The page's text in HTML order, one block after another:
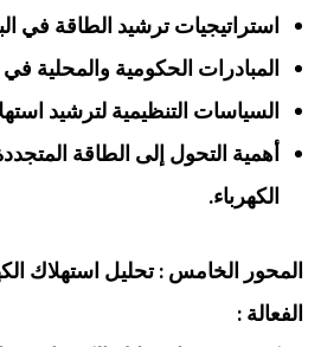
استراتيجيات ترشيد الطاقة في
المبادرات الحكومية والمحلية
السياسات التنظيمية لترشيد
أهمية التحول إلى الطاقة
الكهرباء.
المحور الخامس : تحليل استهلاك
الفعالة :